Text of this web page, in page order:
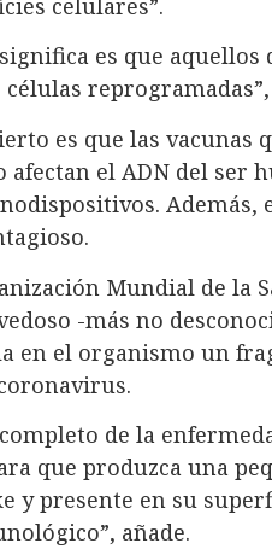
es que
es que las vacunas
afectan el ADN del ser
Además,
Mundial de la
-más no
en el organismo un
de la
que produzca una
y presente en su
añade.